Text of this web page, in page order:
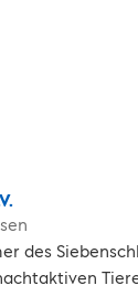
des